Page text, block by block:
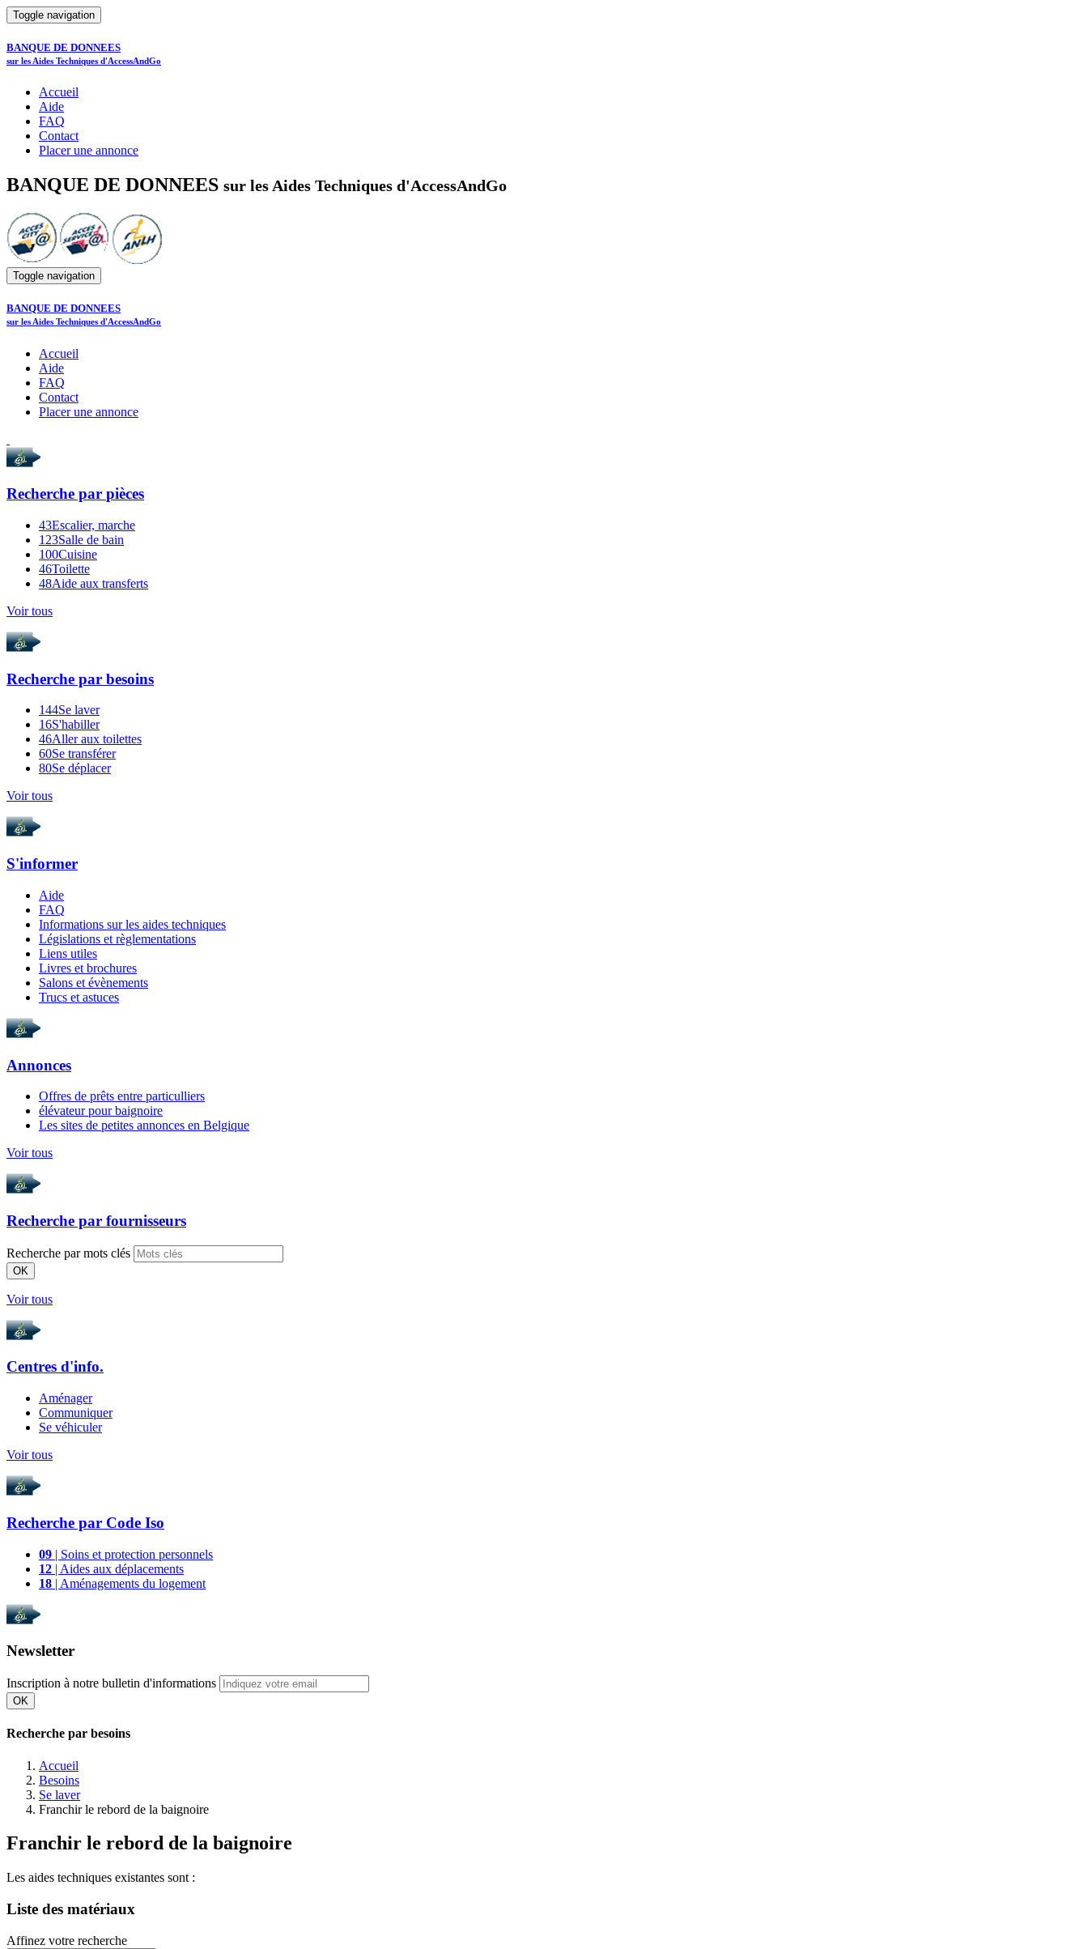
Toggle navigation
BANQUE DE DONNEES
sur les Aides Techniques d'AccessAndGo
Accueil
Aide
FAQ
Contact
Placer une annonce
BANQUE DE DONNEES sur les Aides Techniques d'AccessAndGo
Toggle navigation
BANQUE DE DONNEES
sur les Aides Techniques d'AccessAndGo
Accueil
Aide
FAQ
Contact
Placer une annonce
Recherche par pièces
43Escalier, marche
123Salle de bain
100Cuisine
46Toilette
48Aide aux transferts
Voir tous
Recherche par besoins
144Se laver
16S'habiller
46Aller aux toilettes
60Se transférer
80Se déplacer
Voir tous
S'informer
Aide
FAQ
Informations sur les aides techniques
Législations et règlementations
Liens utiles
Livres et brochures
Salons et évènements
Trucs et astuces
Annonces
Offres de prêts entre particulliers
élévateur pour baignoire
Les sites de petites annonces en Belgique
Voir tous
Recherche par fournisseurs
Recherche par mots clés
OK
Voir tous
Centres d'info.
Aménager
Communiquer
Se véhiculer
Voir tous
Recherche par Code Iso
09 | Soins et protection personnels
12 | Aides aux déplacements
18 | Aménagements du logement
Newsletter
Inscription à notre bulletin d'informations
OK
Recherche par besoins
Accueil
Besoins
Se laver
Franchir le rebord de la baignoire
Franchir le rebord de la baignoire
Les aides techniques existantes sont :
Liste des matériaux
Affinez votre recherche